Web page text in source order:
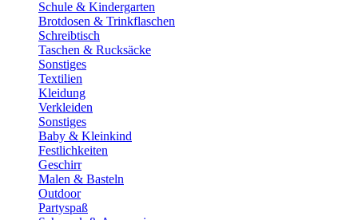
Schule & Kindergarten
Brotdosen & Trinkflaschen
Schreibtisch
Taschen & Rucksäcke
Sonstiges
Textilien
Kleidung
Verkleiden
Sonstiges
Baby & Kleinkind
Festlichkeiten
Geschirr
Malen & Basteln
Outdoor
Partyspaß